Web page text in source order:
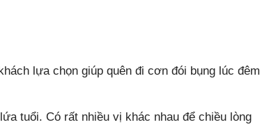
lựa chọn giúp quên đi cơn đói bụng lúc đêm
tuổi. Có rất nhiều vị khác nhau để chiều lòng